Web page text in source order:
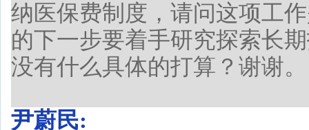
纳医保费制度，请问这项工
的下一步要着手研究探索长
没有什么具体的打算？谢谢。
尹蔚民: